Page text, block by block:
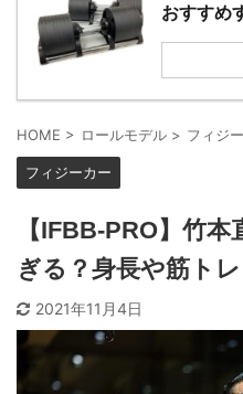
おすすめ
HOME > ロールモデル > フィジ
フィジーカー
【IFBB-PRO】竹
ぎる？身長や筋ト
2021年11月4日